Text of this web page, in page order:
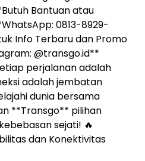
Bantuan atau
0813-8929-
Info Terbaru dan Promo
@transgo.id**
perjalanan adalah
adalah jembatan
dunia bersama
**Transgo** pilihan
sejati! 🔥
dan Konektivitas